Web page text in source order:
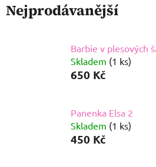
Nejprodávanější
Barbie v plesových
Skladem (1 ks)
650 Kč
Panenka Elsa 2
Skladem (1 ks)
450 Kč